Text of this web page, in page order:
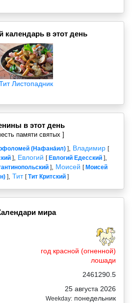
календарь в этот день
Листопадник
в этот день
памяти святых ]
(Нафана́ил) ] Владимир [
], Евлогий [ Евлогий Едесский],
], Моисей [ Моисей
] Тит [Тит Критский ]
мира
год красной (огненной)
лошади
2461290.5
25 августа 2026
Weekday: понедельник